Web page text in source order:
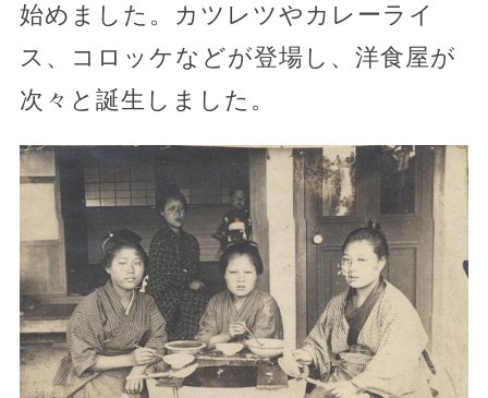
始めました。カツレツやカレーライ
ス、コロッケなどが登場し、洋食屋が
次々と誕生しました。